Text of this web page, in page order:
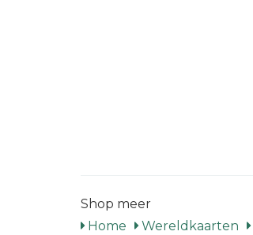
Shop meer
Home
Wereldkaarten